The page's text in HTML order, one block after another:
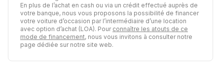
En plus de l’achat en cash ou via un crédit effectué auprès de
votre banque, nous vous proposons la possibilité de financer
votre voiture d’occasion par l’intermédiaire d’une location
avec option d’achat (LOA). Pour connaître les atouts de ce
mode de financement, nous vous invitons à consulter notre
page dédiée sur notre site web.